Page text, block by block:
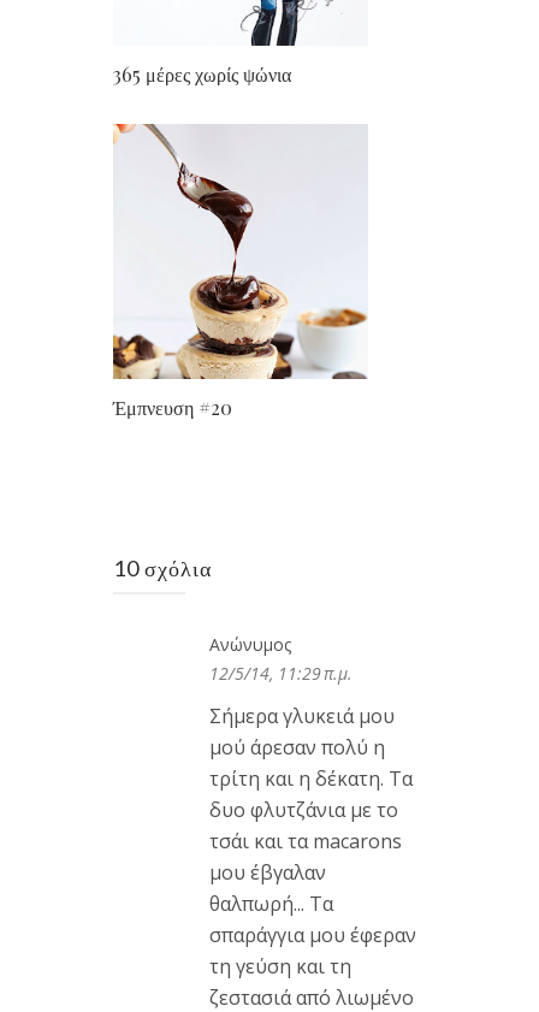
365 μέρες χωρίς ψώνια
Έμπνευση #20
10 σχόλια
Ανώνυμος
12/5/14, 11:29 π.μ.
Σήμερα γλυκειά μου
μού άρεσαν πολύ η
τρίτη και η δέκατη. Τα
δυο φλυτζάνια με το
τσάι και τα macarons
μου έβγαλαν
θαλπωρή... Τα
σπαράγγια μου έφεραν
τη γεύση και τη
ζεστασιά από λιωμένο